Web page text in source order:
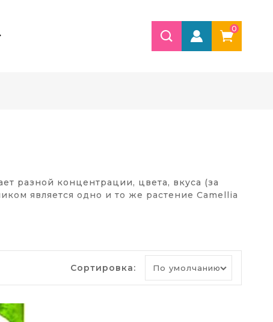
0
разной концентрации, цвета, вкуса (за
является одно и то же растение Camellia
свежесобранных листьев паром. Это
чаю в процессе подсыхания сырья. В
Сортировка: